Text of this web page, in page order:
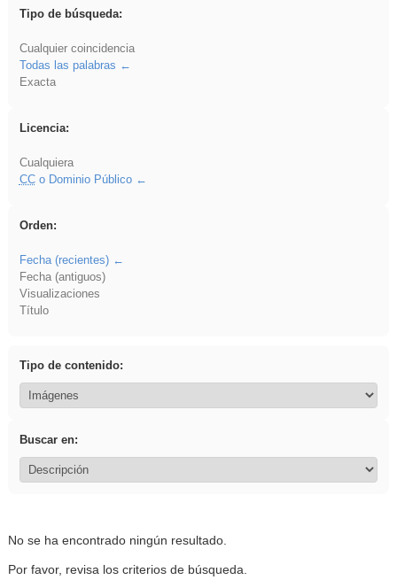
Tipo de búsqueda:
Cualquier coincidencia
Todas las palabras
Exacta
Licencia:
Cualquiera
CCo Dominio Público
Orden:
Fecha (recientes)
Fecha (antiguos)
Visualizaciones
Título
Tipo de contenido:
Buscar en:
No se ha encontrado ningún resultado.
Por favor, revisa los criterios de búsqueda.